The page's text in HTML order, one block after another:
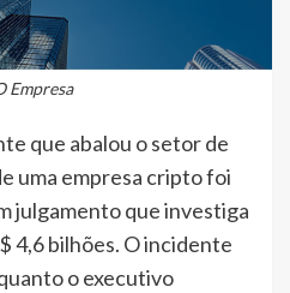
Empresa
que abalou o setor de
uma empresa cripto foi
julgamento que investiga
4,6 bilhões. O incidente
o executivo